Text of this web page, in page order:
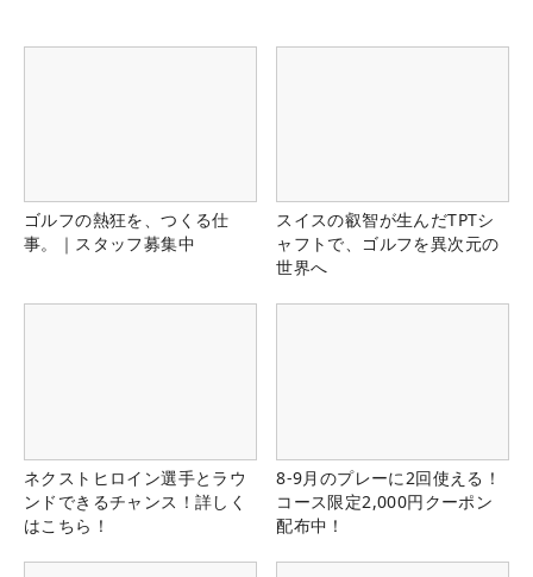
ゴルフの熱狂を、つくる仕
事。｜スタッフ募集中
スイスの叡智が生んだTPTシ
ャフトで、ゴルフを異次元の
世界へ
ネクストヒロイン選手とラウ
ンドできるチャンス！詳しく
はこちら！
8-9月のプレーに2回使える！
コース限定2,000円クーポン
配布中！